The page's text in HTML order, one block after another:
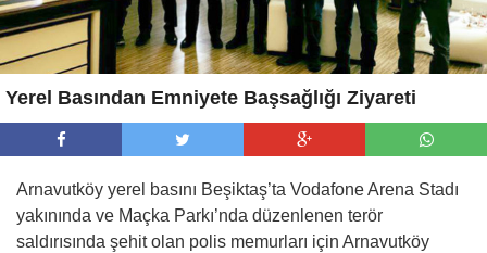
Yerel Basından Emniyete Başsağlığı Ziyareti
Arnavutköy yerel basını Beşiktaş’ta Vodafone Arena Stadı
yakınında ve Maçka Parkı’nda düzenlenen terör
saldırısında şehit olan polis memurları için Arnavutköy